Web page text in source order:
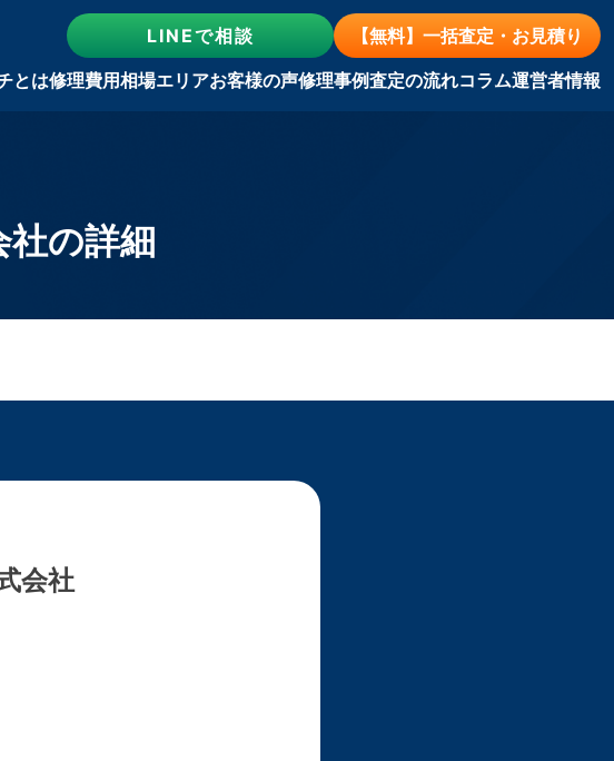
LINEで相談
【無料】一括査定・お見積り
とは修理費用相場エリアお客様の声修理事例査定の流れコラム運営者情報
の詳細
会社